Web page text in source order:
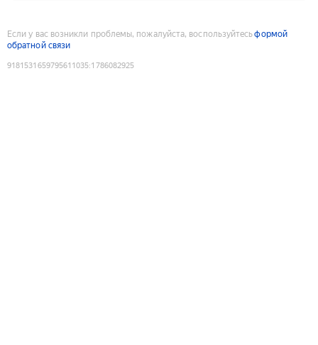
Если у вас возникли проблемы, пожалуйста, воспользуйтесьформой
обратной связи
9181531659795611035:1786082925